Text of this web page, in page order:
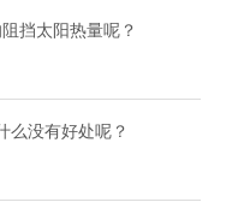
挡太阳热量呢？
么没有好处呢？